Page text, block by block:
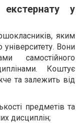
у
яким
Вони
самостійного
Коштує
та залежить від
предметів та
дисциплін;